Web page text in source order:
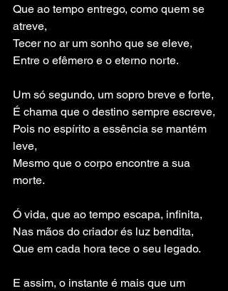
Que ao tempo entrego, como quem se
atreve,
Tecer no ar um sonho que se eleve,
Entre o efêmero e o eterno norte.
Um só segundo, um sopro breve e forte,
É chama que o destino sempre escreve,
Pois no espírito a essência se mantém
leve,
Mesmo que o corpo encontre a sua
morte.
Ó vida, que ao tempo escapa, infinita,
Nas mãos do criador és luz bendita,
Que em cada hora tece o seu legado.
E assim, o instante é mais que um